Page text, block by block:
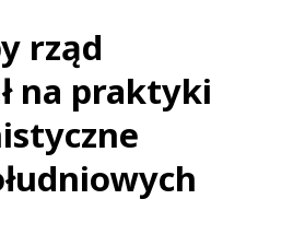
rząd
na praktyki